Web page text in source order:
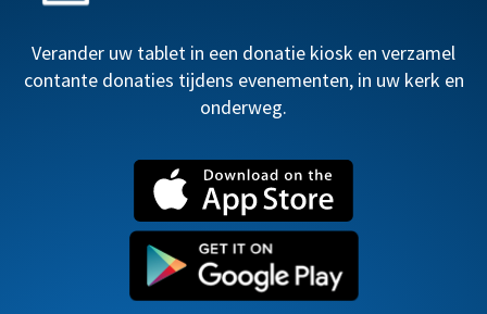
Verander uw tablet in een donatie kiosk en verzamel
contante donaties tijdens evenementen, in uw kerk en
onderweg.